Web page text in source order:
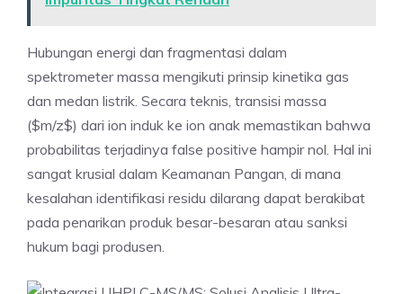
Hubungan energi dan fragmentasi dalam
spektrometer massa mengikuti prinsip kinetika gas
dan medan listrik. Secara teknis, transisi massa
($m/z$) dari ion induk ke ion anak memastikan bahwa
probabilitas terjadinya false positive hampir nol. Hal ini
sangat krusial dalam Keamanan Pangan, di mana
kesalahan identifikasi residu dilarang dapat berakibat
pada penarikan produk besar-besaran atau sanksi
hukum bagi produsen.